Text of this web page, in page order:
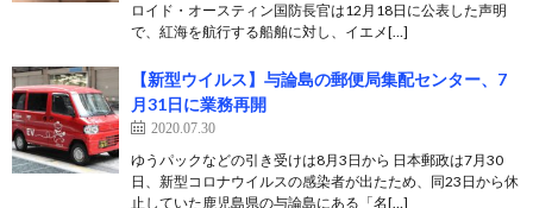
ロイド・オースティン国防長官は12月18日に公表した声明
で、紅海を航行する船舶に対し、イエメ[…]
【新型ウイルス】与論島の郵便局集配センター、7
月31日に業務再開
2020.07.30
ゆうパックなどの引き受けは8月3日から 日本郵政は7月30
日、新型コロナウイルスの感染者が出たため、同23日から休
止していた鹿児島県の与論島にある「名[…]